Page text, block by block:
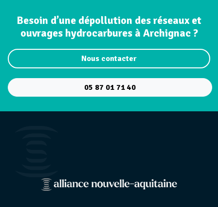
Besoin d’une dépollution des réseaux et
ouvrages hydrocarbures à Archignac ?
Nous contacter
05 87 01 71 40